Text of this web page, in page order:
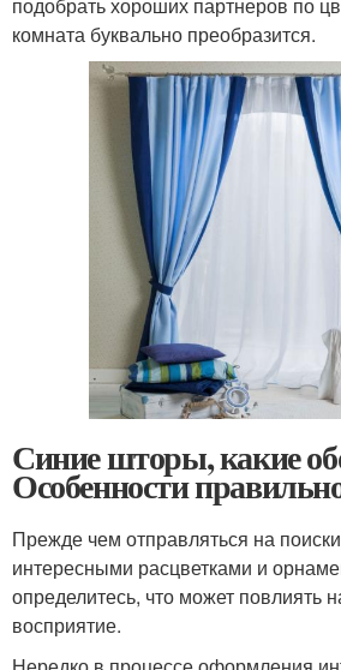
подобрать хороших партнеров по
комната буквально преобразится.
Синие шторы, какие
Особенности
Прежде чем отправляться на
интересными расцветками и
определитесь, что может повлиять
восприятие.